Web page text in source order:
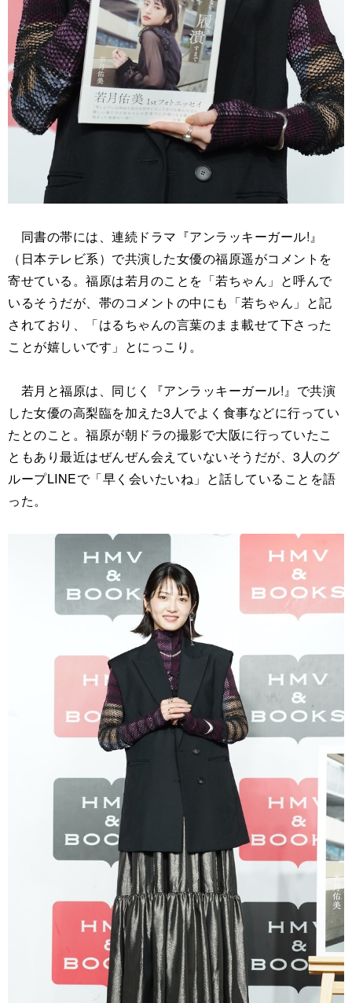
同書の帯には、連続ドラマ『アンラッキーガール!』
（日本テレビ系）で共演した女優の福原遥がコメントを
寄せている。福原は若月のことを「若ちゃん」と呼んで
いるそうだが、帯のコメントの中にも「若ちゃん」と記
されており、「はるちゃんの言葉のまま載せて下さった
ことが嬉しいです」とにっこり。
若月と福原は、同じく『アンラッキーガール!』で共演
した女優の高梨臨を加えた3人でよく食事などに行ってい
たとのこと。福原が朝ドラの撮影で大阪に行っていたこ
ともあり最近はぜんぜん会えていないそうだが、3人のグ
ループLINEで「早く会いたいね」と話していることを語
った。